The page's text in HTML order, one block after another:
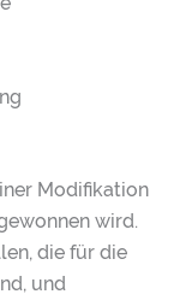
Modifikation
wird.
die für die
und